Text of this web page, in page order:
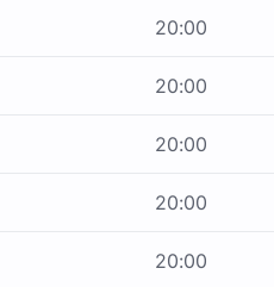
20:00
20:00
20:00
20:00
20:00